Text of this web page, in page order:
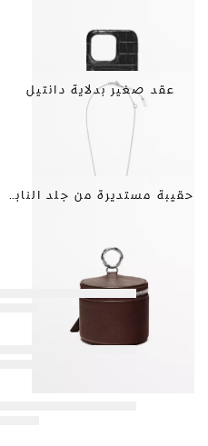
عقد صغير بدلاية دانتيل
حقيبة مستديرة من جلد النابا بأحجار صغيرة